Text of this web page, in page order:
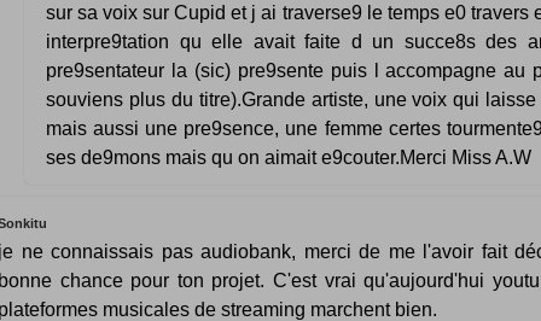
sur sa voix sur Cupid et j ai traverse9 le temps e0 travers
interpre9tation qu elle avait faite d un succe8s des
pre9sentateur la (sic) pre9sente puis l accompagne au
souviens plus du titre).Grande artiste, une voix qui
mais aussi une pre9sence, une femme certes
ses de9mons mais qu on aimait e9couter.Merci Miss A.W
ne connaissais pas audiobank, merci de me l'avoir fait
chance pour ton projet. C'est vrai qu'aujourd'hui
musicales de streaming marchent bien.